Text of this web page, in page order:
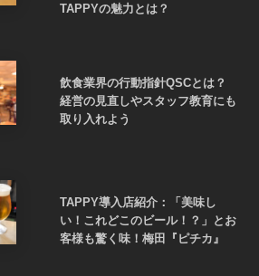
TAPPYの魅力とは？
飲食業界の行動指針QSCとは？
経営の見直しやスタッフ教育にも
取り入れよう
TAPPY導入店紹介：「美味し
い！これどこのビール！？」とお
客様も驚く味！梅田『ピチカ』